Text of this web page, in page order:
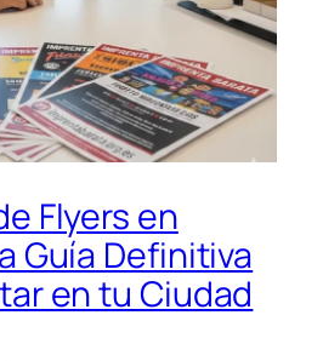
Flyers en
Guía Definitiva
en tu Ciudad